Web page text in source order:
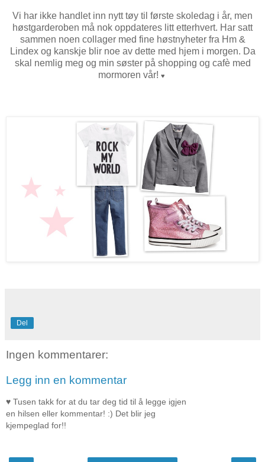
Vi har ikke handlet inn nytt tøy til første skoledag i år, men
høstgarderoben må nok oppdateres litt etterhvert. Har satt
sammen noen collager med fine høstnyheter fra Hm &
Lindex og kanskje blir noe av dette med hjem i morgen. Da
skal nemlig meg og min søster på shopping og cafè med
mormoren vår!♥
Del
Ingen kommentarer:
Legg inn en kommentar
♥ Tusen takk for at du tar deg tid til å legge igjen
en hilsen eller kommentar! :) Det blir jeg
kjempeglad for!!